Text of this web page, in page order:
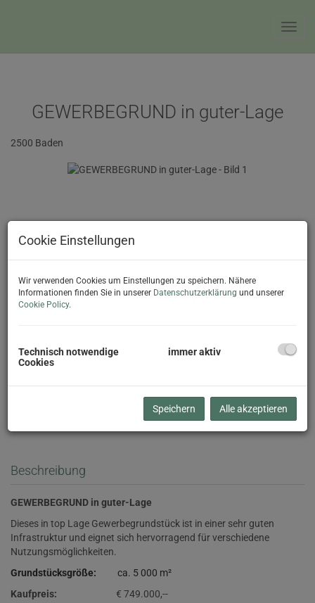
GEWERBEGRUND in guter-Lage
2500 Baden
Beschreibung
GEWERBEGRUND in guter-Lage
Dieses in top Lage Gewerbegrundstück ist in einer sehr guten
Infrastruktur und eignet sich hervorragend für verschiedene
Nutzungsmöglichkeiten.
Grundstücksgröße: ca. 5 000 m²
Kaufpreis: € 749.000,--
Cookie Einstellungen
Wir verwenden Cookies um Einstellungen zu speichern. Nähere
Informationen finden Sie in unserer Datenschutzerklärung und unserer
Cookie Policy.
Technisch notwendige
Cookies
immer aktiv
Speichern Alle akzeptieren